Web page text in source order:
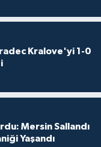
Kralove'yi 1-0
Mersin Sallandı
Yaşandı